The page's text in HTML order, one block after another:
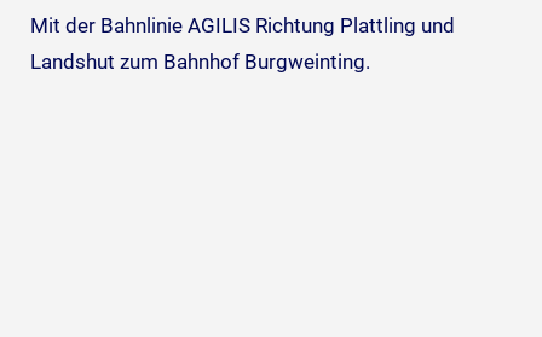
Mit der Bahnlinie AGILIS Richtung Plattling und
Landshut zum Bahnhof Burgweinting.